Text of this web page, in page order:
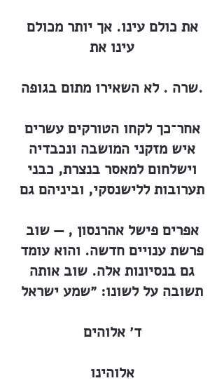
את כולם עינו. אך יותר מכולם
עינו את
שרה . לא השאירו מתום בגופה.
אחר־כך לקחו הטורקים עשרים
איש מזקני המושבה ונכבדיה
וישלחום למאסר בנצרת, כבני
תערובות ללישנסקי, וביניהם גם
אפרים פישל אהרנסון , — שוב
פרשת ענויים חדשה. והוא עומד
גם בנסיונות אלה. שוב אותה
תשובה על לשונו: ״שמע ישראל
ד׳ אלוהים
אלוהינו